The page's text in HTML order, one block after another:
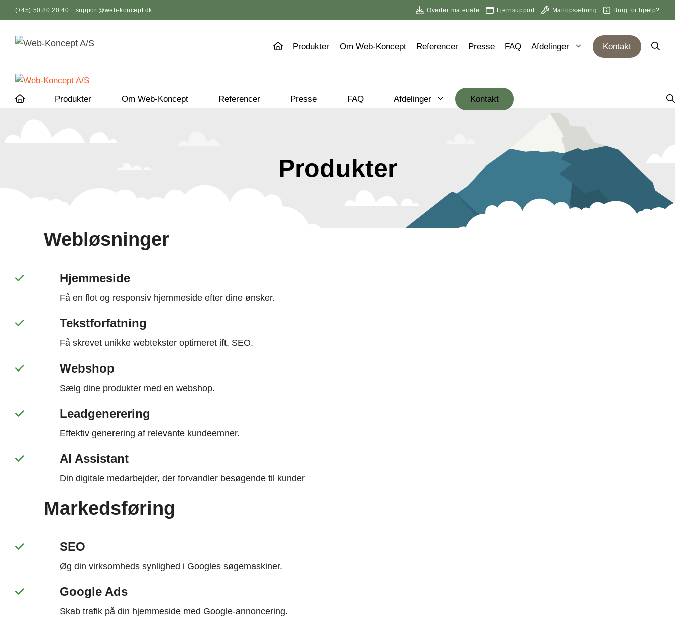
Hop
til
indhold
(+45) 50 80 20 40 support@web-koncept.dk Overfør materiale Fjernsupport Mailopsætning Brug for hjælp?
Produkter Om Web-Koncept Referencer Presse FAQ Afdelinger Kontakt
Produkter Om Web-Koncept Referencer Presse FAQ Afdelinger Kontakt
Produkter
Webløsninger
Hjemmeside
Få en flot og responsiv hjemmeside efter dine ønsker.
Tekstforfatning
Få skrevet unikke webtekster optimeret ift. SEO.
Webshop
Sælg dine produkter med en webshop.
Leadgenerering
Effektiv generering af relevante kundeemner.
AI Assistant
Din digitale medarbejder, der forvandler besøgende til kunder
Markedsføring
SEO
Øg din virksomheds synlighed i Googles søgemaskiner.
Google Ads
Skab trafik på din hjemmeside med Google-annoncering.